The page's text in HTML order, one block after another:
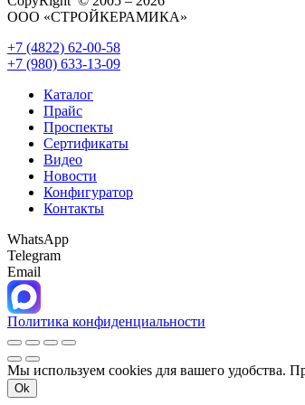
ООО «СТРОЙКЕРАМИКА»
+7 (4822) 62-00-58
+7 (980) 633-13-09
Каталог
Прайс
Проспекты
Сертификаты
Видео
Новости
Конфигуратор
Контакты
WhatsApp
Telegram
Email
Политика конфиденциальности
Мы используем cookies для вашего удобства.
Ok